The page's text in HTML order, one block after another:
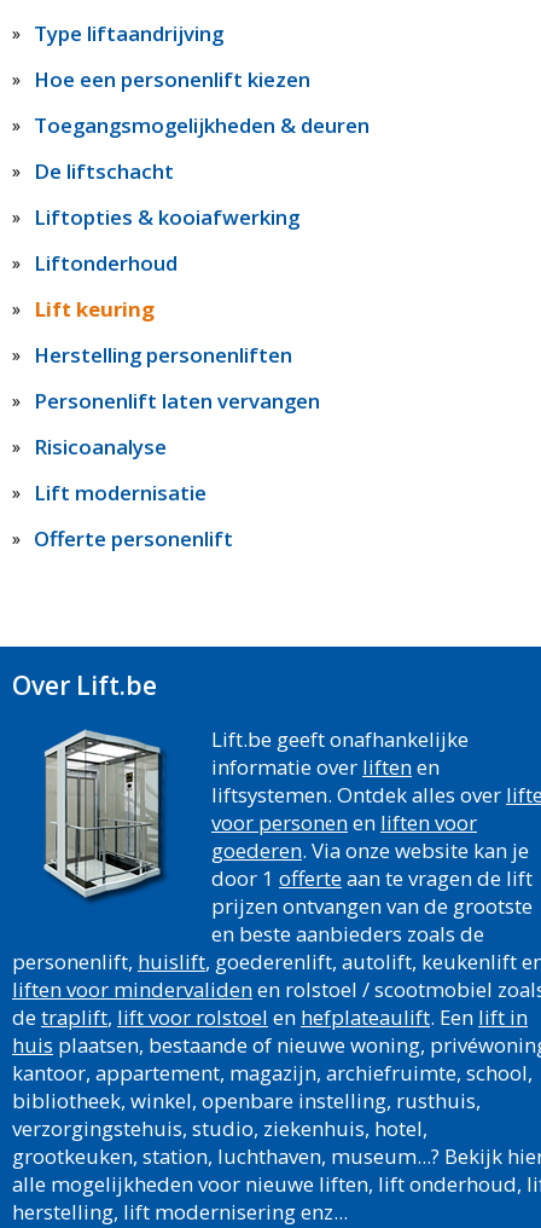
Type liftaandrijving
Hoe een personenlift kiezen
Toegangsmogelijkheden & deuren
De liftschacht
Liftopties & kooiafwerking
Liftonderhoud
Lift keuring
Herstelling personenliften
Personenlift laten vervangen
Risicoanalyse
Lift modernisatie
Offerte personenlift
Over Lift.be
Lift.be geeft onafhankelijke
informatie over liftenen
liftsystemen. Ontdek alles over
voor personenen liften voor
goederen. Via onze website kan je
door 1 offerteaan te vragen de lift
prijzen ontvangen van de grootste
en beste aanbieders zoals de
personenlift, huislift, goederenlift, autolift, keukenlift
liften voor mindervalidenen rolstoel / scootmobiel
detraplift, lift voor rolstoel en hefplateaulift. Een lift in
huis plaatsen, bestaande of nieuwe woning,
kantoor, appartement, magazijn, archiefruimte, school,
bibliotheek, winkel, openbare instelling, rusthuis,
verzorgingstehuis, studio, ziekenhuis, hotel,
grootkeuken, station, luchthaven, museum...? Bekijk
alle mogelijkheden voor nieuwe liften, lift onderhoud,
herstelling, lift modernisering enz...